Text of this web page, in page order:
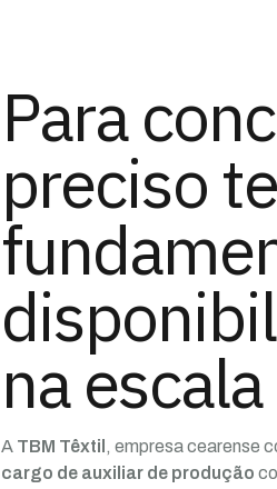
Para
preciso
na
A TBM Têxtil , empresa cearense
cargo de auxiliar de produção